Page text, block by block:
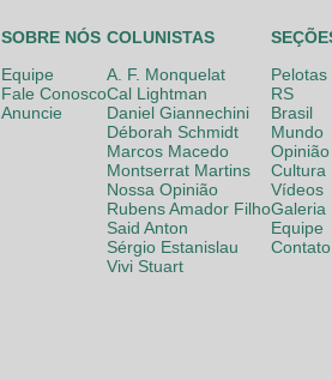
SOBRE NÓS
Equipe
Fale Conosco
Anuncie
COLUNISTAS
A. F. Monquelat
Cal Lightman
Daniel Giannechini
Déborah Schmidt
Marcos Macedo
Montserrat Martins
Nossa Opinião
Rubens Amador Filho
Said Anton
Sérgio Estanislau
Vivi Stuart
Pelotas
RS
Brasil
Mundo
Opinião
Cultura
Vídeos
Galeria
Equipe
Contato